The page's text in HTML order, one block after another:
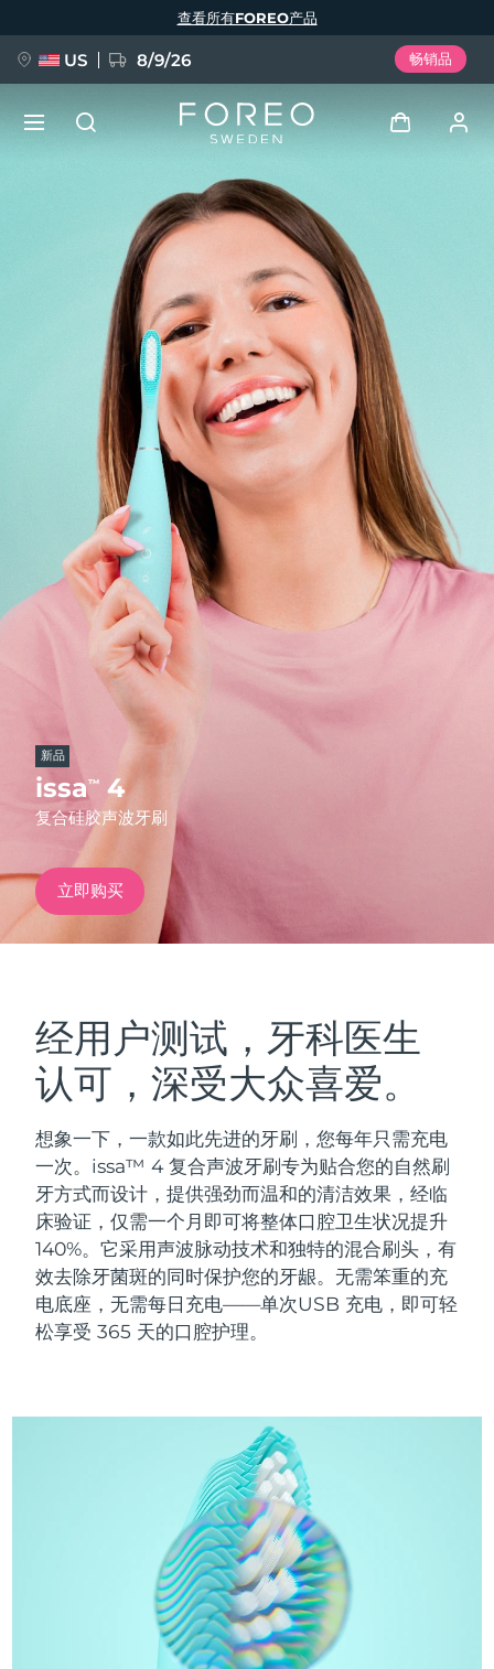
新品
issa™ 4
复合硅胶声波牙刷
立即购买
经用户测试，牙科医生
认可，深受大众喜爱。
想象一下，一款如此先进的牙刷，您每年只需充电
一次。issa™ 4 复合声波牙刷专为贴合您的自然刷
牙方式而设计，提供强劲而温和的清洁效果，经临
床验证，仅需一个月即可将整体口腔卫生状况提升
140%。它采用声波脉动技术和独特的混合刷头，有
效去除牙菌斑的同时保护您的牙龈。无需笨重的充
电底座，无需每日充电——单次USB 充电，即可轻
松享受 365 天的口腔护理。
查看所有FOREO产品
US 8/9/26 畅销品
我的订单
我的地址
我的订阅
FAQ™ Pure Beauty-Tech Elixir
BREAKING NEWS
issa™ Teeth Whitening Set
FAQ™ Dual LED Panel
热门产品
特别优惠
红光疗法
LUNA™ 4 套装
Anti-aging massage
LUNA™ 4 Plus
Massage, LED heating
LUNA™ 4 mini
For young skin, T-zone
LUNA™ 4 go
For travel or gym bag
BEAR™ 2 套装
Microcurrent toning
BEAR™ 2 go
Microcurrent toning on-the-go
面部提拉护理
Premium anti-aging skincare
BEAR™ 设备
All premium facelift devices
补水保湿
UFO™ 3 套装
Deep facial hydration
Near-infrared and red light therapy
UFO™ 3 mini
Red light therapy device for young skin
UFO™ 3 go
Portable red light therapy
口腔护理
issa™ 4
Hybrid silicone sonic toothbrush
Smart hybrid silicone sonic toothbrush
issa™ 4 smile
Hybrid silicone sonic toothbrush
issa™ 4 baby
For ages 0-3
FAQ™ 抗老护理
FAQ™ 101
Clinical anti-aging
FAQ™ 102
Advanced clinical anti-aging
LED治疗
FAQ™ 201
LED mask
FAQ™ 202
LED mask
FAQ™ 301
LED hair strengthening scalp massager
肌肤年轻化
NEW
FAQ™ 501
Full-Spectrum Red Light Therapy
Deutsch
Español
Français
Italiano
Português
Svenska
Русский
简体中文 繁體中文
发货国家
美国 预计送达日期09/08/2026
预计送达日期08/08/2026
西班牙 预计送达日期
澳大利亚
法国
德国
加拿大
奥地利 预计送达日期08/08/2026
巴林 预计送达日期09/08/2026
比利时 预计送达日期 08/08/2026
百慕大 预计送达日期14/08/2026
波斯尼亚和黑塞哥维那 预计送达日期11/08/2026
文莱 预计送达日期13/08/2026
保加利亚
预计送达日期
预计送达日期
预计送达日期
预计送达日期
预计送达日期